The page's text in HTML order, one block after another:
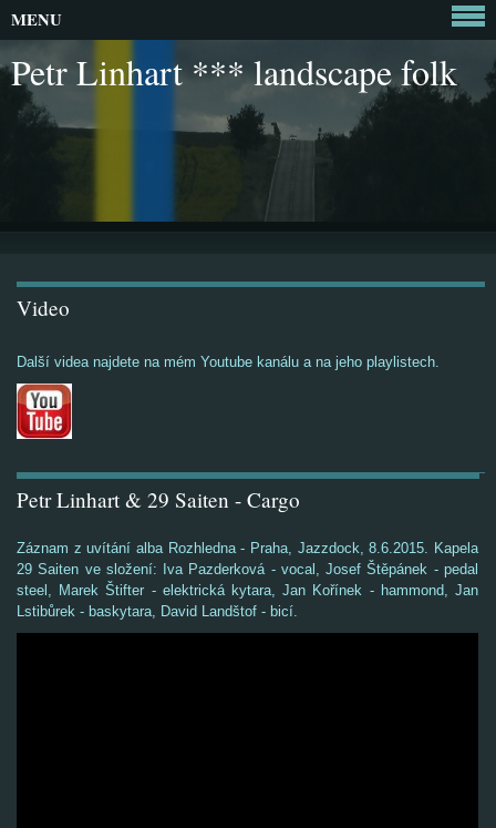
Petr Linhart *** landscape folk
Video
Další videa najdete na mém Youtube kanálu a na jeho playlistech.
Petr Linhart & 29 Saiten - Cargo
Záznam z uvítání alba Rozhledna - Praha, Jazzdock, 8.6.2015. Kapela
29 Saiten ve složení: Iva Pazderková - vocal, Josef Štěpánek - pedal
steel, Marek Štifter - elektrická kytara, Jan Kořínek - hammond, Jan
Lstibůrek - baskytara, David Landštof - bicí.
MENU